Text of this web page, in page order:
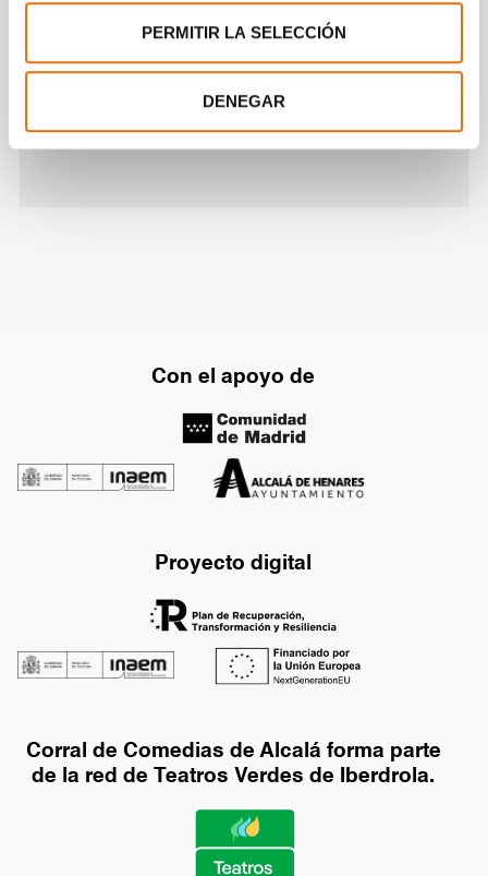
PERMITIR LA SELECCIÓN
DENEGAR
promocional
time_continue=5&v=YPrj3Kh-Nks
Con el apoyo de
Proyecto digital
Corral de Comedias de Alcalá forma parte
de la red de Teatros Verdes de Iberdrola.